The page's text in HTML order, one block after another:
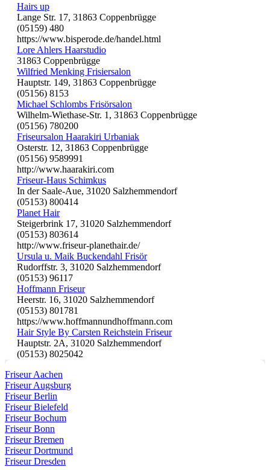
Hairs up
Lange Str. 17, 31863 Coppenbrügge
(05159) 480
https://www.bisperode.de/handel.html
Lore Ahlers Haarstudio
31863 Coppenbrügge
Wilfried Menking Frisiersalon
Hauptstr. 149, 31863 Coppenbrügge
(05156) 8153
Michael Schlombs Frisörsalon
Wilhelm-Wiethase-Str. 1, 31863 Coppenbrügge
(05156) 780200
Friseursalon Haarakiri Urbaniak
Osterstr. 12, 31863 Coppenbrügge
(05156) 9589991
http://www.haarakiri.com
Friseur-Haus Schimkus
In der Saale-Aue, 31020 Salzhemmendorf
(05153) 800414
Planet Hair
Steigerbrink 17, 31020 Salzhemmendorf
(05153) 803614
http://www.friseur-planethair.de/
Ursula u. Maik Buckendahl Frisör
Rudorffstr. 3, 31020 Salzhemmendorf
(05153) 96117
Hoffmann Friseur
Heerstr. 16, 31020 Salzhemmendorf
(05153) 801781
https://www.hoffmannundhoffmann.com
Hair Style By Carsten Reichstein Friseur
Hauptstr. 2A, 31020 Salzhemmendorf
(05153) 8025042
Friseur Aachen
Friseur Augsburg
Friseur Berlin
Friseur Bielefeld
Friseur Bochum
Friseur Bonn
Friseur Bremen
Friseur Dortmund
Friseur Dresden